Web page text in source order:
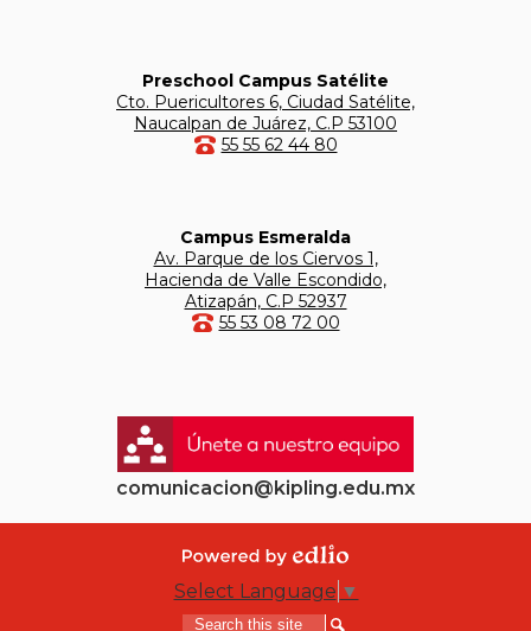
Preschool Campus Satélite
Cto. Puericultores 6, Ciudad Satélite,
Naucalpan de Juárez, C.P 53100
55 55 62 44 80
Campus Esmeralda
Av. Parque de los Ciervos 1,
Hacienda de Valle Escondido,
Atizapán, C.P 52937
55 53 08 72 00
comunicacion@kipling.edu.mx
Powered by
Edlio
Select Language ▼
Search